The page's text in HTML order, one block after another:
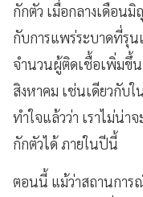
กักตัว เมื่อกลางเดือน
กับการแพร่ระบาดที่รุ
จำนวนผู้ติดเชื้อเพิ่มขึ้น
สิงหาคม เช่นเดียวกับ
ทำใจแล้วว่า เราไม่น่า
กักตัวได้ ภายในปีนี้
ตอนนี้ แม้ว่าสถานการ